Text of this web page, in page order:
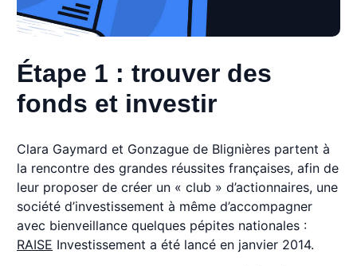
Étape 1 : trouver des
fonds et investir
Clara Gaymard et Gonzague de Blignières partent à
la rencontre des grandes réussites françaises, afin de
leur proposer de créer un « club » d’actionnaires, une
société d’investissement à même d’accompagner
avec bienveillance quelques pépites nationales :
RAISE Investissement a été lancé en janvier 2014.